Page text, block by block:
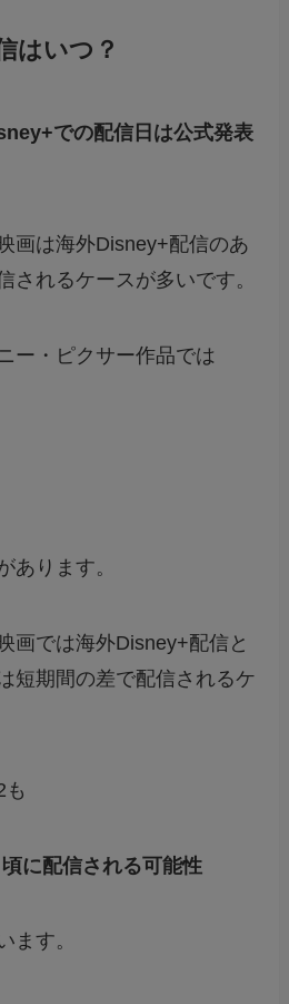
はいつ？
での配信日は公式発表
画は海外Disney+配信のあ
されるケースが多いです。
ー・ピクサー作品では
あります。
画では海外Disney+配信と
短期間の差で配信されるケ
に配信される可能性
ます。